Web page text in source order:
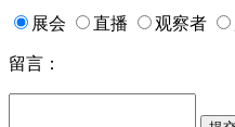
展会 直播 观察者
留言：